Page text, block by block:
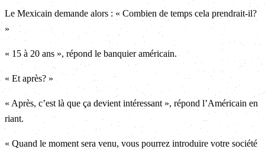
Le Mexicain demande alors : « Combien de temps cela prendrait-il?
»
« 15 à 20 ans », répond le banquier américain.
« Et après? »
« Après, c’est là que ça devient intéressant », répond l’Américain en
riant.
« Quand le moment sera venu, vous pourrez introduire votre société